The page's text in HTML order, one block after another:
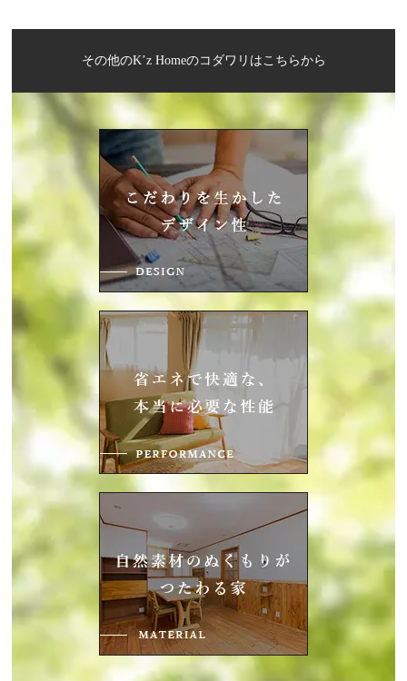
その他のK’z Homeのコダワリはこちらから